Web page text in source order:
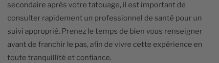
secondaire après votre tatouage, il est important de
consulter rapidement un professionnel de santé pour un
suivi approprié. Prenez le temps de bien vous renseigner
avant de franchir le pas, afin de vivre cette expérience en
toute tranquillité et confiance.